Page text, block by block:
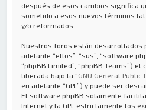
después de esos cambios significa
sometido a esos nuevos términos
y/o reformados.
Nuestros foros están desarrollados
adelante “ellos”, “sus”, “software
“phpBB Limited”, “phpBB Teams”)
liberada bajo la “GNU General
en adelante “GPL”) y puede ser
El software phpBB solamente
Internet y la GPL estrictamente los